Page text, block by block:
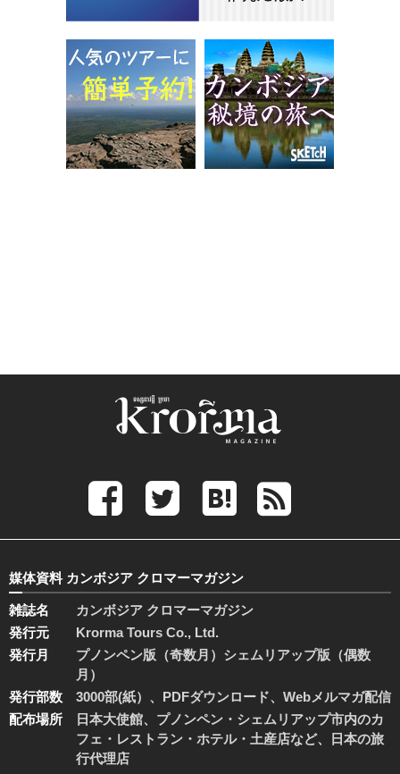
媒体資料 カンボジア クロマーマガジン
雑誌名
カンボジア クロマーマガジン
発行元
Krorma Tours Co., Ltd.
発行月
プノンペン版（奇数月）シェムリアップ版（偶数
月）
発行部数
3000部(紙）、PDFダウンロード、Webメルマガ配信
配布場所
日本大使館、プノンペン・シェムリアップ市内のカ
フェ・レストラン・ホテル・土産店など、日本の旅
行代理店